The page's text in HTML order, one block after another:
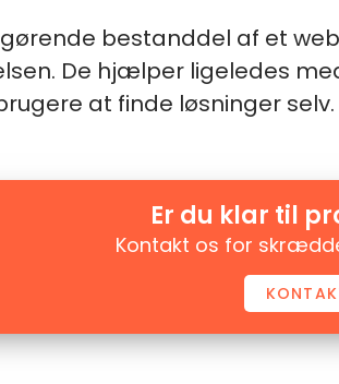
bestanddel af et
De hjælper ligeledes
at finde løsninger selv.
Er du klar til
Kontakt os for